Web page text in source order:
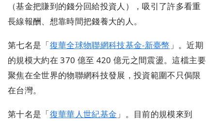
（基金把賺到的錢分回給投資人），吸引了許多看重
長線報酬、想靠時間把錢養大的人。
第七名是「復華全球物聯網科技基金-新臺幣 」。近期
的規模大約在 370 億至 420 億元之間震盪。這檔主要
聚焦在全世界的物聯網科技發展，投資範圍不只侷限
在台灣。
第十名是「復華華人世紀基金 」。目前的規模來到